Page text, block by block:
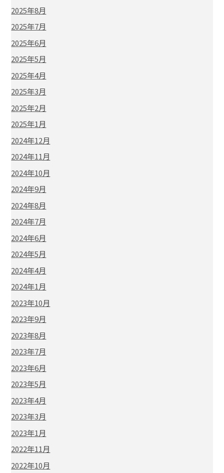
2025年8月
2025年7月
2025年6月
2025年5月
2025年4月
2025年3月
2025年2月
2025年1月
2024年12月
2024年11月
2024年10月
2024年9月
2024年8月
2024年7月
2024年6月
2024年5月
2024年4月
2024年1月
2023年10月
2023年9月
2023年8月
2023年7月
2023年6月
2023年5月
2023年4月
2023年3月
2023年1月
2022年11月
2022年10月